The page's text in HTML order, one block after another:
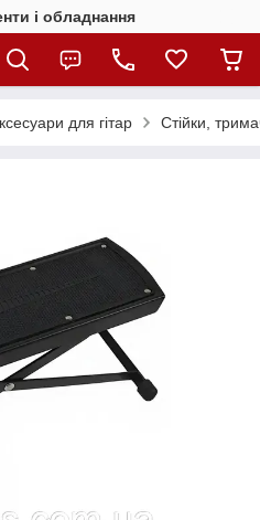
і обладнання
для гітар Стійки,